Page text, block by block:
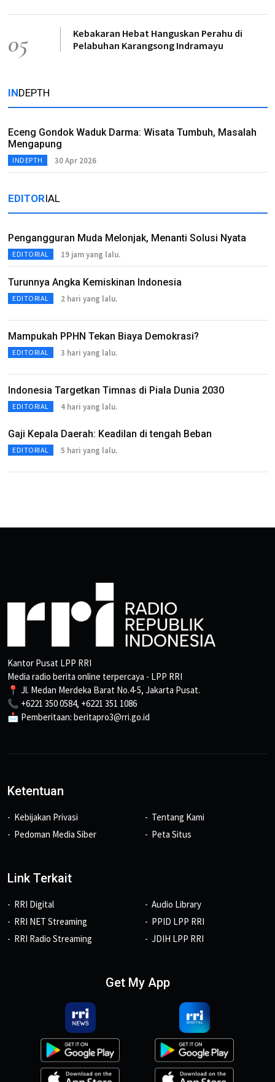
05
Kebakaran Hebat Hanguskan Perahu di
Pelabuhan Karangsong Indramayu
INDEPTH
Eceng Gondok Waduk Darma: Wisata Tumbuh, Masalah
Mengapung
INDEPTH 30 Apr 2026
EDITORIAL
Pengangguran Muda Melonjak, Menanti Solusi Nyata
EDITORIAL 19 jam yang lalu.
Turunnya Angka Kemiskinan Indonesia
EDITORIAL 2 hari yang lalu.
Mampukah PPHN Tekan Biaya Demokrasi?
EDITORIAL 3 hari yang lalu.
Indonesia Targetkan Timnas di Piala Dunia 2030
EDITORIAL 4 hari yang lalu.
Gaji Kepala Daerah: Keadilan di tengah Beban
EDITORIAL 5 hari yang lalu.
Kantor Pusat LPP RRI
Media radio berita online terpercaya - LPP RRI
📍 Jl. Medan Merdeka Barat No.4-5, Jakarta Pusat.
📞 +6221 350 0584, +6221 351 1086
📩 Pemberitaan: beritapro3@rri.go.id
Ketentuan
Kebijakan Privasi
Pedoman Media Siber
Tentang Kami
Peta Situs
Link Terkait
RRI Digital
RRI NET Streaming
RRI Radio Streaming
Audio Library
PPID LPP RRI
JDIH LPP RRI
Get My App